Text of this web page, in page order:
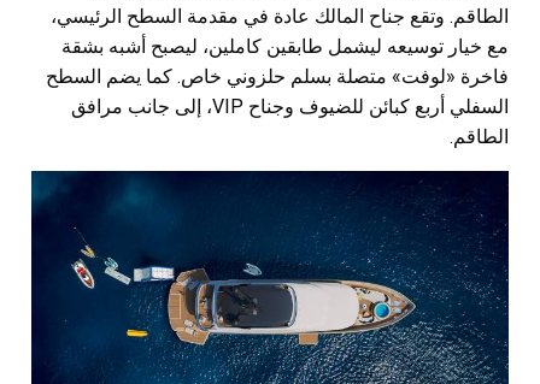
الطاقم. وتقع جناح المالك عادة في مقدمة السطح الرئيسي،
مع خيار توسيعه ليشمل طابقين كاملين، ليصبح أشبه بشقة
فاخرة «لوفت» متصلة بسلم حلزوني خاص. كما يضم السطح
السفلي أربع كبائن للضيوف وجناح VIP، إلى جانب مرافق
الطاقم.